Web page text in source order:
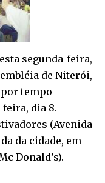
segunda-feira,
de Niterói,
tempo
dia 8.
(Avenida
da cidade, em
Donald’s).